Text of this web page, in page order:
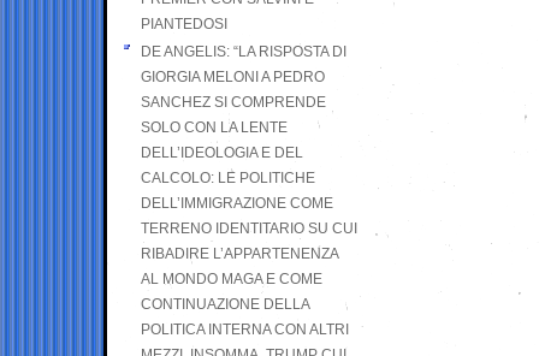
PIANTEDOSI
DE ANGELIS: “LA RISPOSTA DI
GIORGIA MELONI A PEDRO
SANCHEZ SI COMPRENDE
SOLO CON LA LENTE
DELL’IDEOLOGIA E DEL
CALCOLO: LE POLITICHE
DELL’IMMIGRAZIONE COME
TERRENO IDENTITARIO SU CUI
RIBADIRE L’APPARTENENZA
AL MONDO MAGA E COME
CONTINUAZIONE DELLA
POLITICA INTERNA CON ALTRI